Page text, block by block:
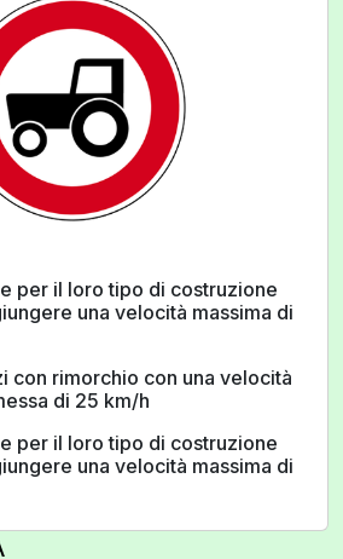
per il loro tipo di costruzione
una velocità massima di
con rimorchio con una velocità
di 25 km/h
per il loro tipo di costruzione
una velocità massima di